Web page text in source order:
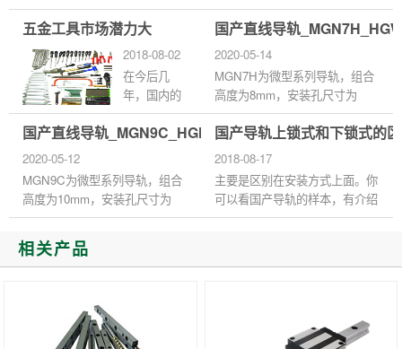
讲国产导轨选择的一些妙招。
滑块形式选择 1、法兰式比四方
式受力好些，价格贵些 2、尺...
损和磨损就能够继续运行。在维
修过程中，需要注意三大问题，
以免造成机床导轨的损坏，...
五金工具市场潜力大
2018-08-02
在今后几
年，国内的
建筑类五金
工具产品将
化、人性化
的发展道
路。罗百辉
态，发达国
界...
国产直线导轨
2020-05-14
MGN7H为微型系列导轨，组合
高度为8mm，安装孔尺寸为
12*13，直线导轨特殊的束制结
构设计，可同时承受上、下、
左、右方向的负荷，不像滑动导
引在平行接触...
国产直线导轨_MGN9C_HGH20HA_代理商正品官网
2020-05-12
MGN9C为微型系列导轨，组合
高度为10mm，安装孔尺寸为
15*10，直线导轨在滑块上装有
注油杯，可直接以注油注入油
脂，亦可连接供油管以自动供油
国产导轨上锁式和下锁式的
2018-08-17
主要是区别在安装方式上面。你
可以看国产导轨的样本，有介绍
的，上锁就是安装的时候从上锁
相关产品